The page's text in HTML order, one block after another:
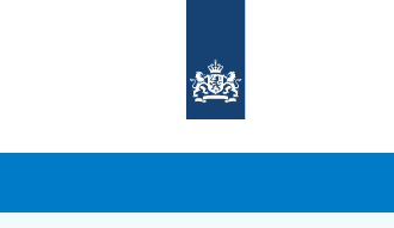
homepage
sdg.rijksoverheid.nl